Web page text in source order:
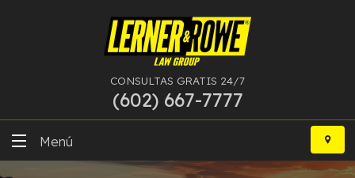
CONSULTAS GRATIS 24/7
(602) 667-7777
Ir
contenido
Menú